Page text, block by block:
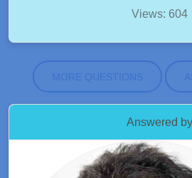
Views: 604
MORE QUESTIONS
Answered by